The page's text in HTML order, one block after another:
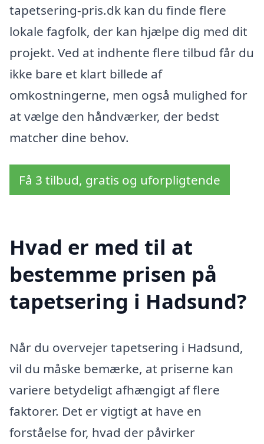
tapetsering-pris.dk kan du finde flere
lokale fagfolk, der kan hjælpe dig med dit
projekt. Ved at indhente flere tilbud får du
ikke bare et klart billede af
omkostningerne, men også mulighed for
at vælge den håndværker, der bedst
matcher dine behov.
Få 3 tilbud, gratis og uforpligtende
Hvad er med til at
bestemme prisen på
tapetsering i Hadsund?
Når du overvejer tapetsering i Hadsund,
vil du måske bemærke, at priserne kan
variere betydeligt afhængigt af flere
faktorer. Det er vigtigt at have en
forståelse for, hvad der påvirker